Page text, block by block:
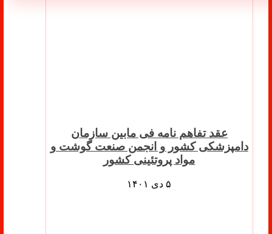
عقد تفاهم نامه فی مابین سازمان
دامپزشکی کشور و انجمن صنعت گوشت و
مواد پروتئینی کشور
۵ دی ۱۴۰۱